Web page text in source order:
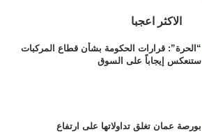
الاكثر اعجبا
“الحرة”: قرارات الحكومة بشأن قطاع المركبات
ستنعكس إيجاباً على السوق
بورصة عمان تغلق تداولاتها على ارتفاع